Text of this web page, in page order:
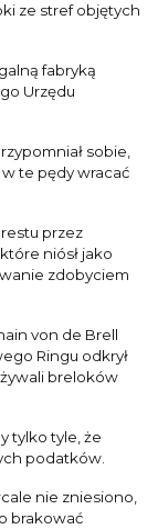
ze stref objętych
fabryką
Urzędu
sobie,
w te pędy wracać
przez
niósł jako
zdobyciem
von de Brell
Ringu odkrył
breloków
tylko tyle, że
podatków.
nie zniesiono,
brakować